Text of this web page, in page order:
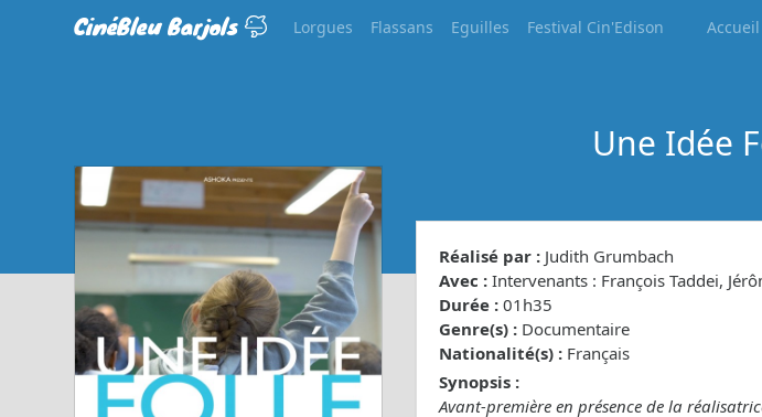
CinéBleu Barjols Lorgues Flassans Eguilles Festival Cin'Edison Accueil
Une Idée
Réalisé par : Judith Grumbach
Avec : Intervenants : François Taddei,
Durée : 01h35
Genre(s) : Documentaire
Nationalité(s) : Français
Synopsis :
Avant-première en présence de la